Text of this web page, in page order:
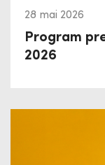
28 mai 2026
Program
2026